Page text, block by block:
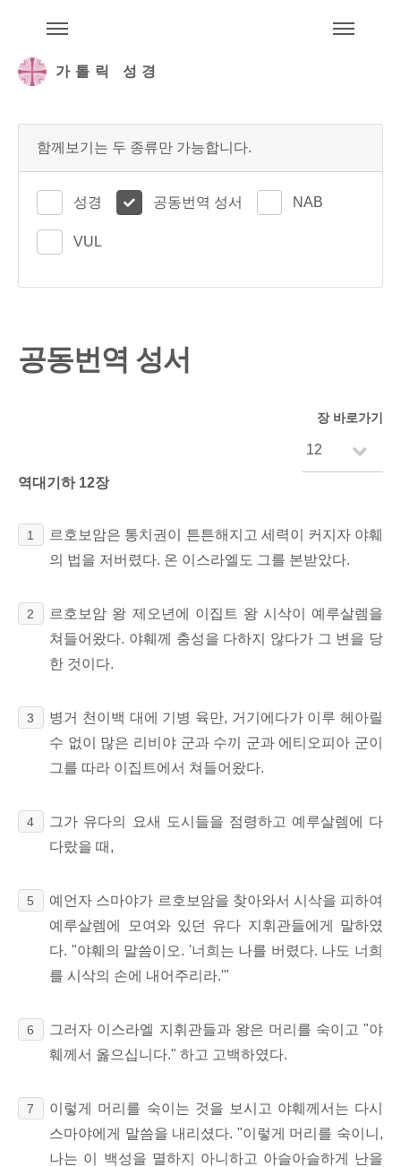
가톨릭 성경
함께보기는 두 종류만 가능합니다.
성경 공동번역 성서 NAB
VUL
공동번역 성서
장 바로가기
역대기하 12장
1
르호보암은 통치권이 튼튼해지고 세력이 커지자 야훼
의 법을 저버렸다. 온 이스라엘도 그를 본받았다.
2
르호보암 왕 제오년에 이집트 왕 시삭이 예루살렘을
쳐들어왔다. 야훼께 충성을 다하지 않다가 그 변을 당
한 것이다.
3
병거 천이백 대에 기병 육만, 거기에다가 이루 헤아릴
수 없이 많은 리비야 군과 수끼 군과 에티오피아 군이
그를 따라 이집트에서 쳐들어왔다.
4
그가 유다의 요새 도시들을 점령하고 예루살렘에 다
다랐을 때,
5
예언자 스마야가 르호보암을 찾아와서 시삭을 피하여
예루살렘에 모여와 있던 유다 지휘관들에게 말하였
다. "야훼의 말씀이오. '너희는 나를 버렸다. 나도 너희
를 시삭의 손에 내어주리라.'"
6
그러자 이스라엘 지휘관들과 왕은 머리를 숙이고 "야
훼께서 옳으십니다." 하고 고백하였다.
7
이렇게 머리를 숙이는 것을 보시고 야훼께서는 다시
스마야에게 말씀을 내리셨다. "이렇게 머리를 숙이니,
나는 이 백성을 멸하지 아니하고 아슬아슬하게 난을